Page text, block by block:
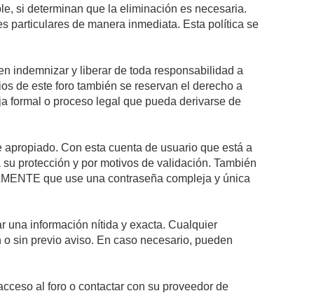
si determinan que la eliminación es necesaria.
particulares de manera inmediata. Esta política se
indemnizar y liberar de toda responsabilidad a
de este foro también se reservan el derecho a
formal o proceso legal que pueda derivarse de
Con esta cuenta de usuario que está a
protección y por motivos de validación. También
que use una contraseña compleja y única
una información nítida y exacta. Cualquier
sin previo aviso. En caso necesario, pueden
al foro o contactar con su proveedor de